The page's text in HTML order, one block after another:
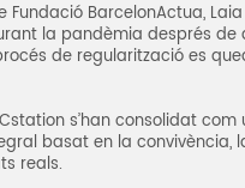
BarcelonActua,
la pandèmia després
de regularització es
s’han consolidat
basat en la convivència,
reals.